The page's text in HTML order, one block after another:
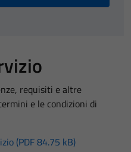
requisiti e altre
e le condizioni di
(PDF 84.75 kB)